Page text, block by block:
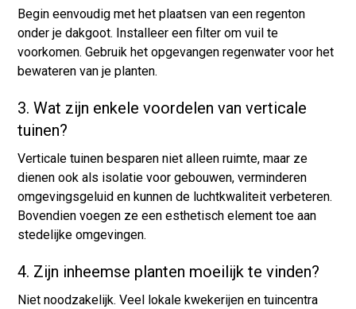
Begin eenvoudig met het plaatsen van een regenton
onder je dakgoot. Installeer een filter om vuil te
voorkomen. Gebruik het opgevangen regenwater voor het
bewateren van je planten.
3. Wat zijn enkele voordelen van verticale
tuinen?
Verticale tuinen besparen niet alleen ruimte, maar ze
dienen ook als isolatie voor gebouwen, verminderen
omgevingsgeluid en kunnen de luchtkwaliteit verbeteren.
Bovendien voegen ze een esthetisch element toe aan
stedelijke omgevingen.
4. Zijn inheemse planten moeilijk te vinden?
Niet noodzakelijk. Veel lokale kwekerijen en tuincentra